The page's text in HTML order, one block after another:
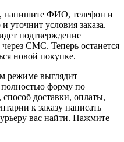
напишите ФИО, телефон и
уточнит условия заказа.
подтверждение
СМС. Теперь останется
новой покупке.
режиме выглядит
форму по
доставки, оплаты,
к заказу написать
вас найти. Нажмите